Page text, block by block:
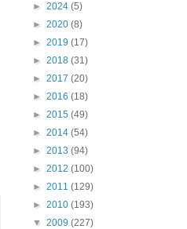
► 2024 (5)
► 2020 (8)
► 2019 (17)
► 2018 (31)
► 2017 (20)
► 2016 (18)
► 2015 (49)
► 2014 (54)
► 2013 (94)
► 2012 (100)
► 2011 (129)
► 2010 (193)
▼ 2009 (227)